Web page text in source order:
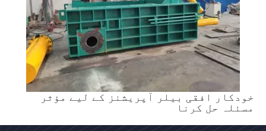
خودکار افقی بیلر آپریشنز کے لیے مؤثر
مسئلہ حل کرنا